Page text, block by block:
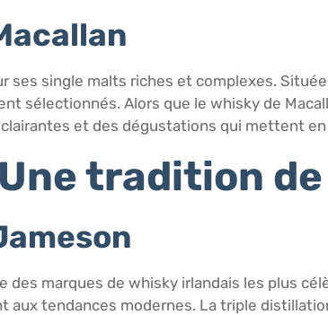
ses single malts riches et complexes.
sélectionnés. Alors que le whisky de
et des dégustations qui mettent
Une tradition
des marques de whisky irlandais les plus
aux tendances modernes. La triple